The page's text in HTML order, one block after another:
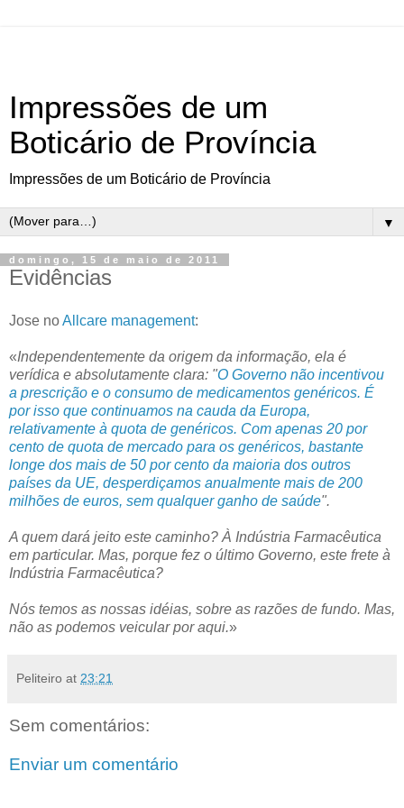
Impressões de um
Boticário de Província
Impressões de um Boticário de Província
▼
domingo, 15 de maio de 2011
Evidências
Jose noAllcare management:
«Independentemente da origem da informação, ela é
verídica e absolutamente clara: "O Governo não incentivou
a prescrição e o consumo de medicamentos genéricos. É
por isso que continuamos na cauda da Europa,
relativamente à quota de genéricos. Com apenas 20 por
cento de quota de mercado para os genéricos, bastante
longe dos mais de 50 por cento da maioria dos outros
países da UE, desperdiçamos anualmente mais de 200
milhões de euros, sem qualquer ganho de saúde".
A quem dará jeito este caminho? À Indústria Farmacêutica
em particular. Mas, porque fez o último Governo, este frete à
Indústria Farmacêutica?
Nós temos as nossas idéias, sobre as razões de fundo. Mas,
não as podemos veicular por aqui.»
Peliteiro at 23:21
Sem comentários:
Enviar um comentário